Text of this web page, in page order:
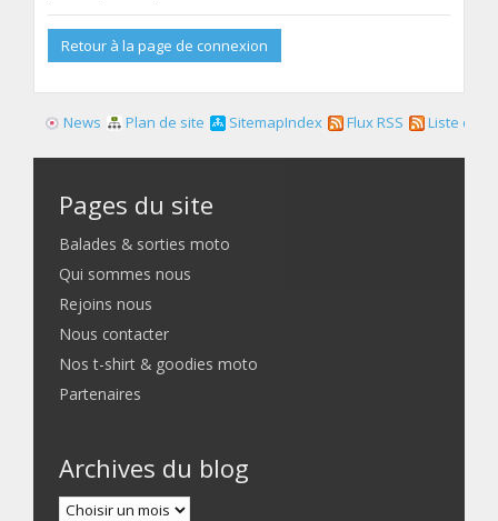
Retour à la page de connexion
News Plan de site SitemapIndex Flux RSS Liste des
Pages du site
Balades & sorties moto
Qui sommes nous
Rejoins nous
Nous contacter
Nos t-shirt & goodies moto
Partenaires
Archives du blog